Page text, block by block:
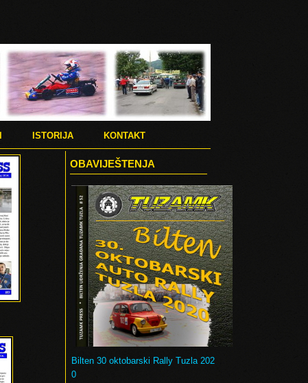
ISTORIJA KONTAKT
OBAVIJEŠTENJA
Bilten 30 oktobarski Rally Tuzla 202
0